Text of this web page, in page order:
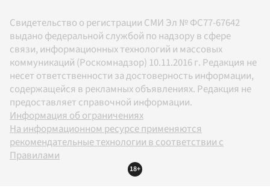
Свидетельство о регистрации СМИ Эл № ФС77-67642
выдано федеральной службой по надзору в сфере
связи, информационных технологий и массовых
коммуникаций (Роскомнадзор) 10.11.2016 г. Редакция не
несет ответственности за достоверность информации,
содержащейся в рекламных объявлениях. Редакция не
предоставляет справочной информации.
Информация об ограничениях
На информационном ресурсе применяются
рекомендательные технологии в соответствии с
Правилами
18+